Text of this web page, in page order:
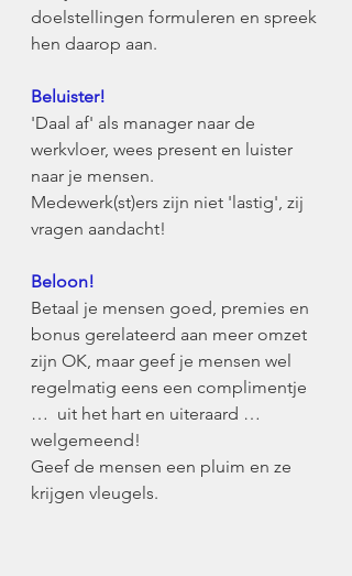
doelstellingen formuleren en spreek
hen daarop aan.
Beluister!
'Daal af' als manager naar de
werkvloer, wees present en luister
naar je mensen.
Medewerk(st)ers zijn niet 'lastig', zij
vragen aandacht!
Beloon!
Betaal je mensen goed, premies en
bonus gerelateerd aan meer omzet
zijn OK, maar geef je mensen wel
regelmatig eens een complimentje
…  uit het hart en uiteraard …
welgemeend!
Geef de mensen een pluim en ze
krijgen vleugels.